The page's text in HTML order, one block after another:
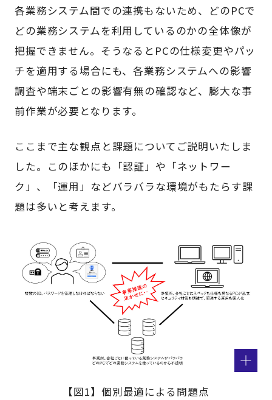
各業務システム間での連携もないため、どのPCで
どの業務システムを利用しているのかの全体像が
把握できません。そうなるとPCの仕様変更やパッ
チを適用する場合にも、各業務システムへの影響
調査や端末ごとの影響有無の確認など、膨大な事
前作業が必要となります。
ここまで主な観点と課題についてご説明いたしま
した。このほかにも「認証」や「ネットワー
ク」、「運用」などバラバラな環境がもたらす課
題は多いと考えます。
【図1】個別最適による問題点